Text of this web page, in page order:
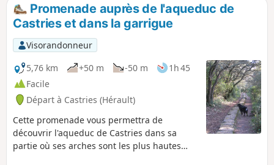
Promenade auprès de l'aqueduc de
Castries et dans la garrigue
Visorandonneur
5,76 km
+50 m -50 m
1h 45
Facile
Départ à Castries (Hérault)
Cette promenade vous permettra de
découvrir l'aqueduc de Castries dans sa
partie où ses arches sont les plus hautes